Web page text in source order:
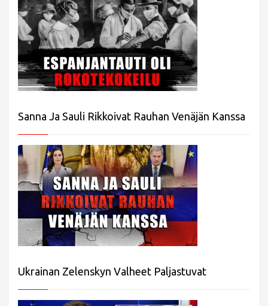
Sanna Ja Sauli Rikkoivat Rauhan Venäjän Kanssa
Ukrainan Zelenskyn Valheet Paljastuvat